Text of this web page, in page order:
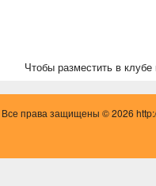
Чтобы разместить в
Все права защищены © 2026